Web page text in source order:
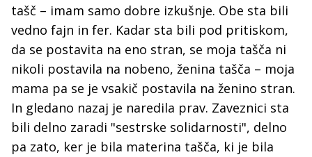
tašč – imam samo dobre izkušnje. Obe sta bili
vedno fajn in fer. Kadar sta bili pod pritiskom,
da se postavita na eno stran, se moja tašča ni
nikoli postavila na nobeno, ženina tašča – moja
mama pa se je vsakič postavila na ženino stran.
In gledano nazaj je naredila prav. Zaveznici sta
bili delno zaradi "sestrske solidarnosti", delno
pa zato, ker je bila materina tašča, ki je bila